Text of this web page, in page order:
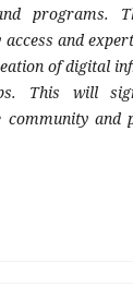
programs.
and
of digital
This will
and